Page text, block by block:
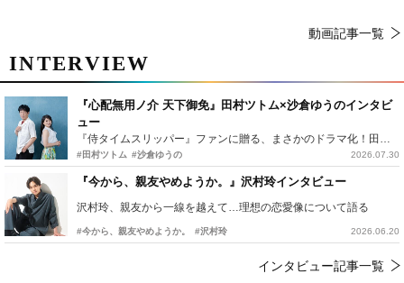
動画記事一覧
INTERVIEW
『心配無用ノ介 天下御免』田村ツトム×沙倉ゆうのインタビ
ュー
『侍タイムスリッパー』ファンに贈る、まさかのドラマ化！田村ツトム×沙倉ゆうのが語る『心配無用ノ介』撮影秘話
#田村ツトム #沙倉ゆうの 2026.07.30
『今から、親友やめようか。』沢村玲インタビュー
沢村玲、親友から一線を越えて…理想の恋愛像について語る
#今から、親友やめようか。 #沢村玲 2026.06.20
インタビュー記事一覧